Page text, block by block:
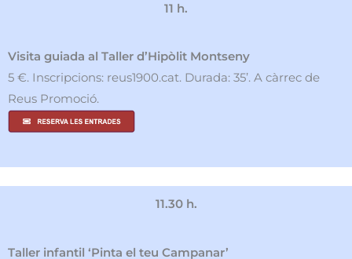
11 h.
Visita guiada al Taller d’Hipòlit Montseny
5 €. Inscripcions: reus1900.cat. Durada: 35’. A càrrec de
Reus Promoció.
11.30 h.
Taller infantil ‘Pinta el teu Campanar’